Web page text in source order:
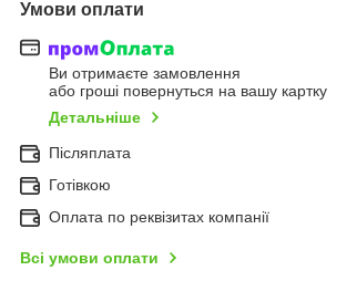
Умови оплати
Ви отримаєте замовлення
або гроші повернуться на вашу картку
Детальніше
Післяплата
Готівкою
Оплата по реквізитах компанії
Всі умови оплати